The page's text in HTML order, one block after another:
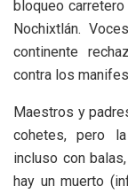
bloqueo
Nochixtlán.
continente
contra los
Maestros y
cohetes, pero
incluso con
hay un muerto